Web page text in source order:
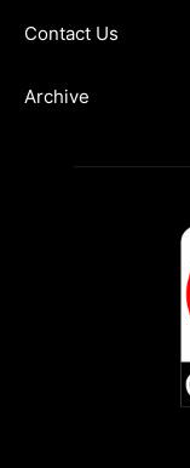
Contact Us
Archive